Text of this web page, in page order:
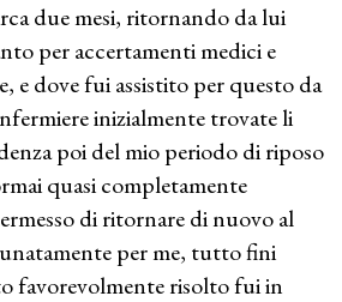
due mesi, ritornando da lui
per accertamenti medici e
e dove fui assistito per questo da
inizialmente trovate li
poi del mio periodo di riposo
quasi completamente
di ritornare di nuovo al
per me, tutto fini
favorevolmente risolto fui in